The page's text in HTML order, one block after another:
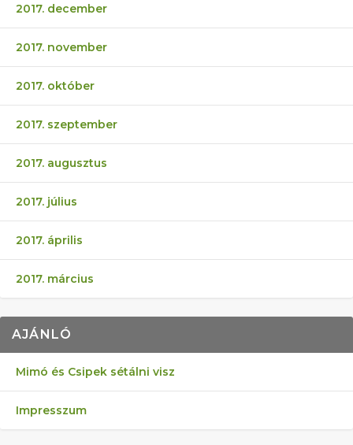
2017. december
2017. november
2017. október
2017. szeptember
2017. augusztus
2017. július
2017. április
2017. március
AJÁNLÓ
Mimó és Csipek sétálni visz
Impresszum